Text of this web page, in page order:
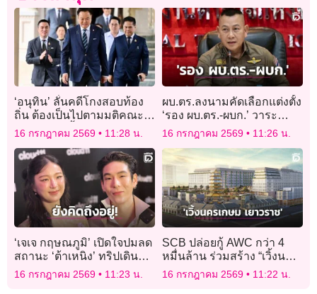
‘อนุทิน’ ลั่นคดีโกงสอบท้อง
ถิ่น ต้องเป็นไปตามมติคณะ
กรรมการฯย้ำทำตาม
กฎหมาย-ทำตามใจไม่ได้!
16 กรกฎาคม 2569 11:28 น.
ผบ.ตร.ลงนามคัดเลือกแต่งตั้ง
‘รอง ผบ.ตร.-ผบก.’ วาระ
2569 ส่งเข้าพิจารณา 10
16 กรกฎาคม 2569 11:26 น.
‘เจเจ กฤษณภูมิ’ เปิดใจปมลด
สถานะ ‘ต้าเหนิง’ ทริปเดินป่า
ฮีโร่ช่วยฮีลใจ รับมีซึม-คิดถึง
16 กรกฎาคม 2569 11:23 น.
SCB ปล่อยกู้ AWC กว่า 4
หมื่นล้าน ร่วมสร้าง “เวิ้งนคร
เกษม เยาวราช” แลนด์มาร์ก
แห่งใหม่
16 กรกฎาคม 2569 11:22 น.